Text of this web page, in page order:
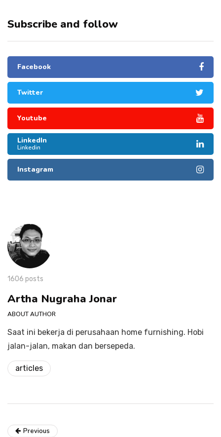
Subscribe and follow
Facebook
Twitter
Youtube
LinkedIn
Linkedin
Instagram
1606 posts
Artha Nugraha Jonar
ABOUT AUTHOR
Saat ini bekerja di perusahaan home furnishing. Hobi
jalan-jalan, makan dan bersepeda.
articles
Previous